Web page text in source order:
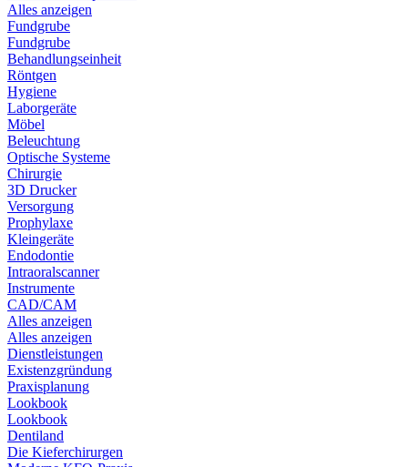
Alles anzeigen
Fundgrube
Fundgrube
Behandlungseinheit
Röntgen
Hygiene
Laborgeräte
Möbel
Beleuchtung
Optische Systeme
Chirurgie
3D Drucker
Versorgung
Prophylaxe
Kleingeräte
Endodontie
Intraoralscanner
Instrumente
CAD/CAM
Alles anzeigen
Alles anzeigen
Dienstleistungen
Existenzgründung
Praxisplanung
Lookbook
Lookbook
Dentiland
Die Kieferchirurgen